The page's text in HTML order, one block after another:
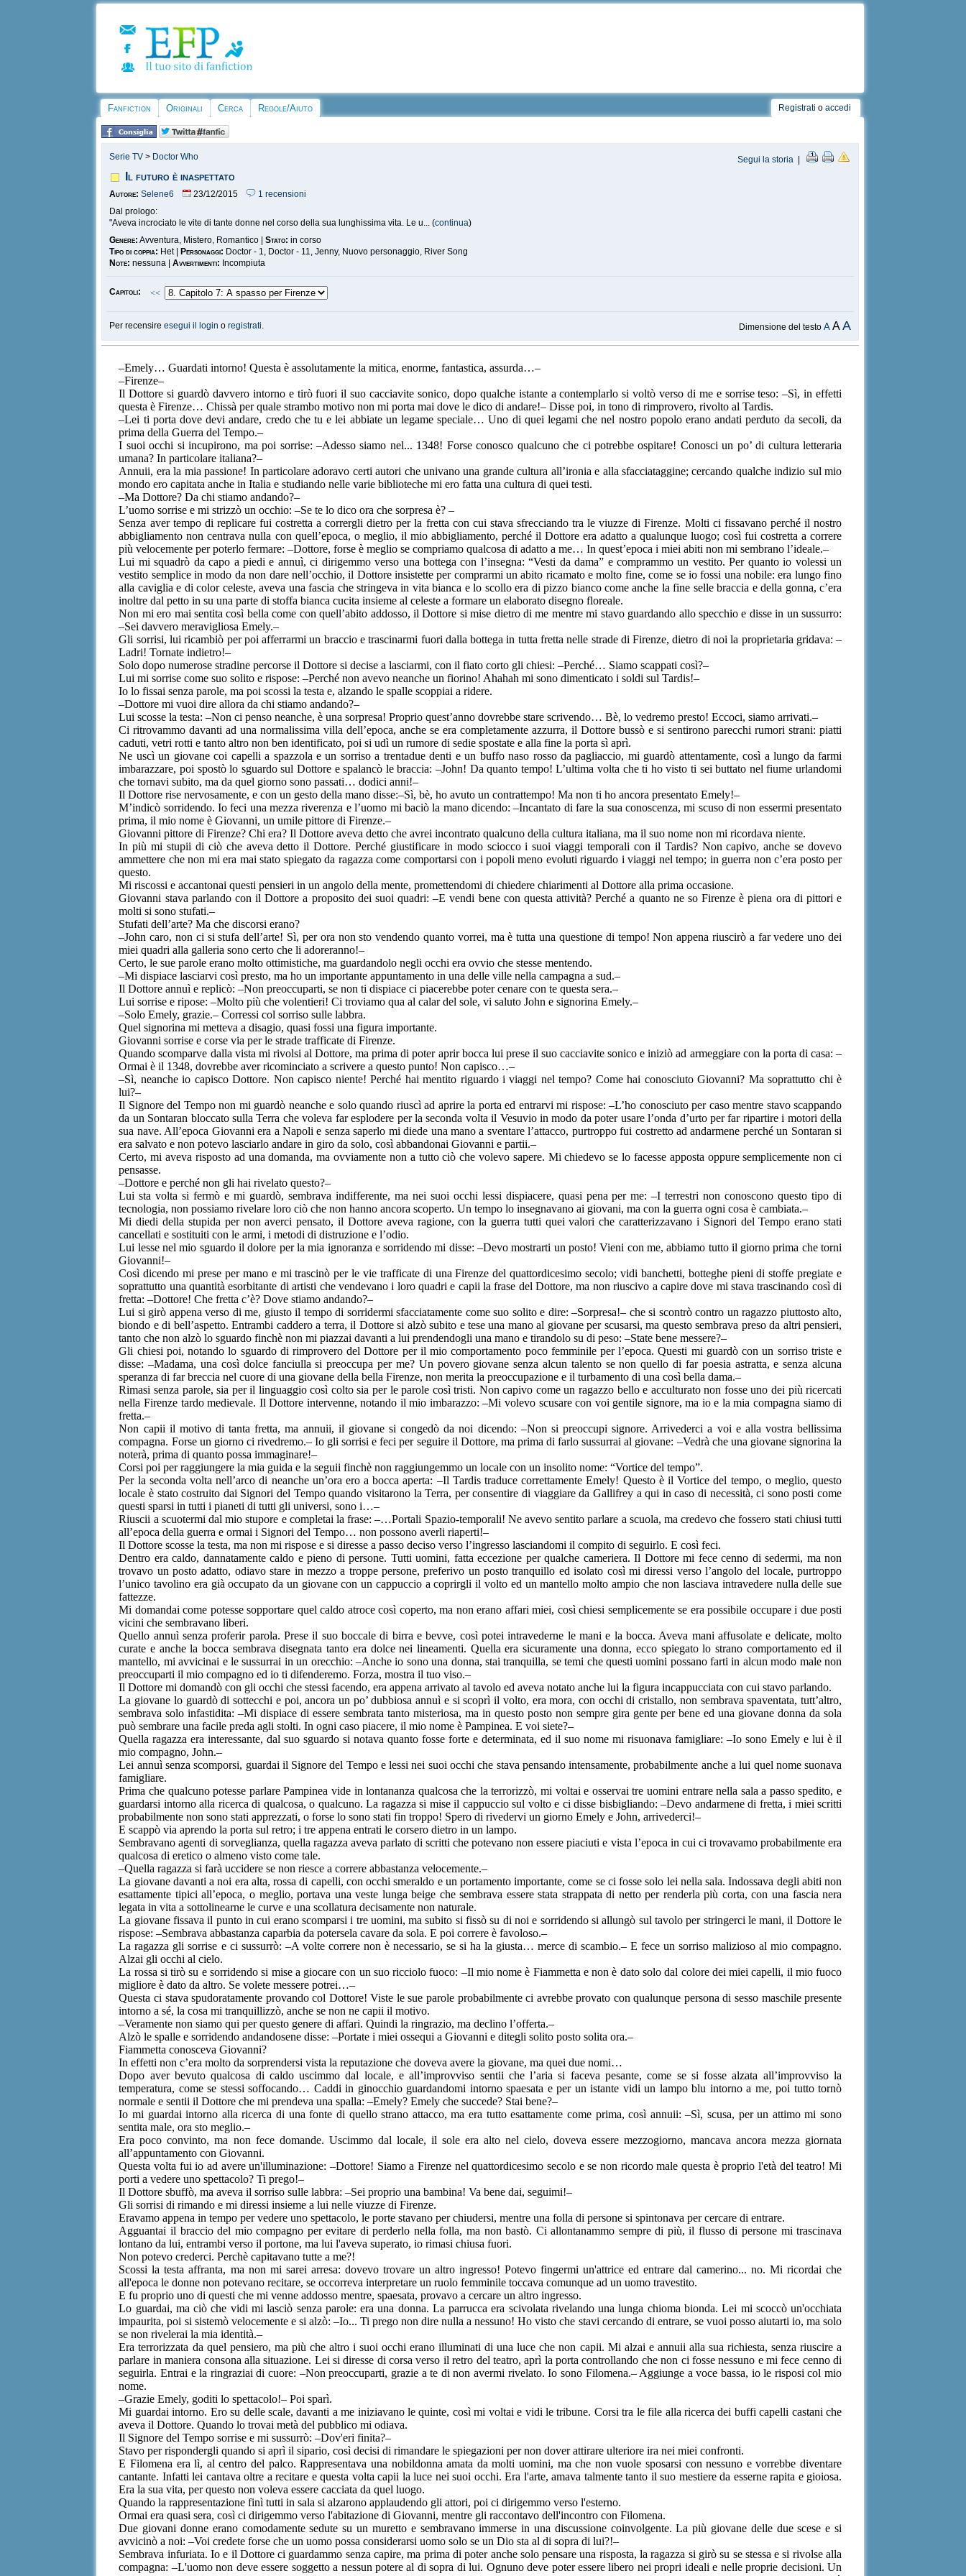
Fanfiction Originali Cerca Regole/Aiuto Registrati o accedi
Serie TV > Doctor Who Segui la storia |
Il futuro è inaspettato
Autore: Selene6 23/12/2015
1 recensioni
Dal prologo:
"Aveva incrociato le vite di tante donne nel corso della sua lunghissima vita. Le u... (continua)
Genere: Avventura, Mistero, Romantico |Stato: in corso
Tipo di coppia: Het | Personaggi: Doctor - 1, Doctor - 11, Jenny, Nuovo personaggio, River Song
Note: nessuna |Avvertimenti: Incompiuta
Capitoli: <<
Per recensireesegui il login oregistrati. Dimensione del testoA AA
–Emely… Guardati intorno! Questa è assolutamente la mitica, enorme, fantastica, assurda…–
–Firenze–
Il Dottore si guardò davvero intorno e tirò fuori il suo cacciavite sonico, dopo qualche istante a contemplarlo si voltò verso di me e sorrise teso: –Sì, in effetti
questa è Firenze… Chissà per quale strambo motivo non mi porta mai dove le dico di andare!– Disse poi, in tono di rimprovero, rivolto al Tardis.
–Lei ti porta dove devi andare, credo che tu e lei abbiate un legame speciale… Uno di quei legami che nel nostro popolo erano andati perduto da secoli, da
prima della Guerra del Tempo.–
I suoi occhi si incupirono, ma poi sorrise: –Adesso siamo nel... 1348! Forse conosco qualcuno che ci potrebbe ospitare! Conosci un po’ di cultura letteraria
umana? In particolare italiana?–
Annuii, era la mia passione! In particolare adoravo certi autori che univano una grande cultura all’ironia e alla sfacciataggine; cercando qualche indizio sul mio
mondo ero capitata anche in Italia e studiando nelle varie biblioteche mi ero fatta una cultura di quei testi.
–Ma Dottore? Da chi stiamo andando?–
L’uomo sorrise e mi strizzò un occhio: –Se te lo dico ora che sorpresa è? –
Senza aver tempo di replicare fui costretta a corrergli dietro per la fretta con cui stava sfrecciando tra le viuzze di Firenze. Molti ci fissavano perché il nostro
abbigliamento non centrava nulla con quell’epoca, o meglio, il mio abbigliamento, perché il Dottore era adatto a qualunque luogo; così fui costretta a correre
più velocemente per poterlo fermare: –Dottore, forse è meglio se compriamo qualcosa di adatto a me… In quest’epoca i miei abiti non mi sembrano l’ideale.–
Lui mi squadrò da capo a piedi e annuì, ci dirigemmo verso una bottega con l’insegna: “Vesti da dama” e comprammo un vestito. Per quanto io volessi un
vestito semplice in modo da non dare nell’occhio, il Dottore insistette per comprarmi un abito ricamato e molto fine, come se io fossi una nobile: era lungo fino
alla caviglia e di color celeste, aveva una fascia che stringeva in vita bianca e lo scollo era di pizzo bianco come anche la fine selle braccia e della gonna, c’era
inoltre dal petto in su una parte di stoffa bianca cucita insieme al celeste a formare un elaborato disegno floreale.
Non mi ero mai sentita così bella come con quell’abito addosso, il Dottore si mise dietro di me mentre mi stavo guardando allo specchio e disse in un sussurro:
–Sei davvero meravigliosa Emely.–
Gli sorrisi, lui ricambiò per poi afferrarmi un braccio e trascinarmi fuori dalla bottega in tutta fretta nelle strade di Firenze, dietro di noi la proprietaria gridava: –
Ladri! Tornate indietro!–
Solo dopo numerose stradine percorse il Dottore si decise a lasciarmi, con il fiato corto gli chiesi: –Perché… Siamo scappati così?–
Lui mi sorrise come suo solito e rispose: –Perché non avevo neanche un fiorino! Ahahah mi sono dimenticato i soldi sul Tardis!–
Io lo fissai senza parole, ma poi scossi la testa e, alzando le spalle scoppiai a ridere.
–Dottore mi vuoi dire allora da chi stiamo andando?–
Lui scosse la testa: –Non ci penso neanche, è una sorpresa! Proprio quest’anno dovrebbe stare scrivendo… Bè, lo vedremo presto! Eccoci, siamo arrivati.–
Ci ritrovammo davanti ad una normalissima villa dell’epoca, anche se era completamente azzurra, il Dottore bussò e si sentirono parecchi rumori strani: piatti
caduti, vetri rotti e tanto altro non ben identificato, poi si udì un rumore di sedie spostate e alla fine la porta sì aprì.
Ne uscì un giovane coi capelli a spazzola e un sorriso a trentadue denti e un buffo naso rosso da pagliaccio, mi guardò attentamente, così a lungo da farmi
imbarazzare, poi spostò lo sguardo sul Dottore e spalancò le braccia: –John! Da quanto tempo! L’ultima volta che ti ho visto ti sei buttato nel fiume urlandomi
che tornavi subito, ma da quel giorno sono passati… dodici anni!–
Il Dottore rise nervosamente, e con un gesto della mano disse:–Sì, bè, ho avuto un contrattempo! Ma non ti ho ancora presentato Emely!–
M’indicò sorridendo. Io feci una mezza riverenza e l’uomo mi baciò la mano dicendo: –Incantato di fare la sua conoscenza, mi scuso di non essermi presentato
prima, il mio nome è Giovanni, un umile pittore di Firenze.–
Giovanni pittore di Firenze? Chi era? Il Dottore aveva detto che avrei incontrato qualcuno della cultura italiana, ma il suo nome non mi ricordava niente.
In più mi stupii di ciò che aveva detto il Dottore. Perché giustificare in modo sciocco i suoi viaggi temporali con il Tardis? Non capivo, anche se dovevo
ammettere che non mi era mai stato spiegato da ragazza come comportarsi con i popoli meno evoluti riguardo i viaggi nel tempo; in guerra non c’era posto per
questo.
Mi riscossi e accantonai questi pensieri in un angolo della mente, promettendomi di chiedere chiarimenti al Dottore alla prima occasione.
Giovanni stava parlando con il Dottore a proposito dei suoi quadri: –E vendi bene con questa attività? Perché a quanto ne so Firenze è piena ora di pittori e
molti si sono stufati.–
Stufati dell’arte? Ma che discorsi erano?
–John caro, non ci si stufa dell’arte! Sì, per ora non sto vendendo quanto vorrei, ma è tutta una questione di tempo! Non appena riuscirò a far vedere uno dei
miei quadri alla galleria sono certo che li adoreranno!–
Certo, le sue parole erano molto ottimistiche, ma guardandolo negli occhi era ovvio che stesse mentendo.
–Mi dispiace lasciarvi così presto, ma ho un importante appuntamento in una delle ville nella campagna a sud.–
Il Dottore annuì e replicò: –Non preoccuparti, se non ti dispiace ci piacerebbe poter cenare con te questa sera.–
Lui sorrise e ripose: –Molto più che volentieri! Ci troviamo qua al calar del sole, vi saluto John e signorina Emely.–
–Solo Emely, grazie.– Corressi col sorriso sulle labbra.
Quel signorina mi metteva a disagio, quasi fossi una figura importante.
Giovanni sorrise e corse via per le strade trafficate di Firenze.
Quando scomparve dalla vista mi rivolsi al Dottore, ma prima di poter aprir bocca lui prese il suo cacciavite sonico e iniziò ad armeggiare con la porta di casa: –
Ormai è il 1348, dovrebbe aver ricominciato a scrivere a questo punto! Non capisco…–
–Sì, neanche io capisco Dottore. Non capisco niente! Perché hai mentito riguardo i viaggi nel tempo? Come hai conosciuto Giovanni? Ma soprattutto chi è
lui?–
Il Signore del Tempo non mi guardò neanche e solo quando riuscì ad aprire la porta ed entrarvi mi rispose: –L’ho conosciuto per caso mentre stavo scappando
da un Sontaran bloccato sulla Terra che voleva far esplodere per la seconda volta il Vesuvio in modo da poter usare l’onda d’urto per far ripartire i motori della
sua nave. All’epoca Giovanni era a Napoli e senza saperlo mi diede una mano a sventare l’attacco, purtroppo fui costretto ad andarmene perché un Sontaran si
era salvato e non potevo lasciarlo andare in giro da solo, così abbandonai Giovanni e partii.–
Certo, mi aveva risposto ad una domanda, ma ovviamente non a tutto ciò che volevo sapere. Mi chiedevo se lo facesse apposta oppure semplicemente non ci
pensasse.
–Dottore e perché non gli hai rivelato questo?–
Lui sta volta si fermò e mi guardò, sembrava indifferente, ma nei suoi occhi lessi dispiacere, quasi pena per me: –I terrestri non conoscono questo tipo di
tecnologia, non possiamo rivelare loro ciò che non hanno ancora scoperto. Un tempo lo insegnavano ai giovani, ma con la guerra ogni cosa è cambiata.–
Mi diedi della stupida per non averci pensato, il Dottore aveva ragione, con la guerra tutti quei valori che caratterizzavano i Signori del Tempo erano stati
cancellati e sostituiti con le armi, i metodi di distruzione e l’odio.
Lui lesse nel mio sguardo il dolore per la mia ignoranza e sorridendo mi disse: –Devo mostrarti un posto! Vieni con me, abbiamo tutto il giorno prima che torni
Giovanni!–
Così dicendo mi prese per mano e mi trascinò per le vie trafficate di una Firenze del quattordicesimo secolo; vidi banchetti, botteghe pieni di stoffe pregiate e
soprattutto una quantità esorbitante di artisti che vendevano i loro quadri e capii la frase del Dottore, ma non riuscivo a capire dove mi stava trascinando così di
fretta: –Dottore! Che fretta c’è? Dove stiamo andando?–
Lui si girò appena verso di me, giusto il tempo di sorridermi sfacciatamente come suo solito e dire: –Sorpresa!– che si scontrò contro un ragazzo piuttosto alto,
biondo e di bell’aspetto. Entrambi caddero a terra, il Dottore si alzò subito e tese una mano al giovane per scusarsi, ma questo sembrava preso da altri pensieri,
tanto che non alzò lo sguardo finchè non mi piazzai davanti a lui prendendogli una mano e tirandolo su di peso: –State bene messere?–
Gli chiesi poi, notando lo sguardo di rimprovero del Dottore per il mio comportamento poco femminile per l’epoca. Questi mi guardò con un sorriso triste e
disse: –Madama, una così dolce fanciulla si preoccupa per me? Un povero giovane senza alcun talento se non quello di far poesia astratta, e senza alcuna
speranza di far breccia nel cuore di una giovane della bella Firenze, non merita la preoccupazione e il turbamento di una così bella dama.–
Rimasi senza parole, sia per il linguaggio così colto sia per le parole così tristi. Non capivo come un ragazzo bello e acculturato non fosse uno dei più ricercati
nella Firenze tardo medievale. Il Dottore intervenne, notando il mio imbarazzo: –Mi volevo scusare con voi gentile signore, ma io e la mia compagna siamo di
fretta.–
Non capii il motivo di tanta fretta, ma annuii, il giovane si congedò da noi dicendo: –Non si preoccupi signore. Arrivederci a voi e alla vostra bellissima
compagna. Forse un giorno ci rivedremo.– Io gli sorrisi e feci per seguire il Dottore, ma prima di farlo sussurrai al giovane: –Vedrà che una giovane signorina la
noterà, prima di quanto possa immaginare!–
Corsi poi per raggiungere la mia guida e la seguii finchè non raggiungemmo un locale con un insolito nome: “Vortice del tempo”.
Per la seconda volta nell’arco di neanche un’ora ero a bocca aperta: –Il Tardis traduce correttamente Emely! Questo è il Vortice del tempo, o meglio, questo
locale è stato costruito dai Signori del Tempo quando visitarono la Terra, per consentire di viaggiare da Gallifrey a qui in caso di necessità, ci sono posti come
questi sparsi in tutti i pianeti di tutti gli universi, sono i…–
Riuscii a scuotermi dal mio stupore e completai la frase: –…Portali Spazio-temporali! Ne avevo sentito parlare a scuola, ma credevo che fossero stati chiusi tutti
all’epoca della guerra e ormai i Signori del Tempo… non possono averli riaperti!–
Il Dottore scosse la testa, ma non mi rispose e si diresse a passo deciso verso l’ingresso lasciandomi il compito di seguirlo. E così feci.
Dentro era caldo, dannatamente caldo e pieno di persone. Tutti uomini, fatta eccezione per qualche cameriera. Il Dottore mi fece cenno di sedermi, ma non
trovavo un posto adatto, odiavo stare in mezzo a troppe persone, preferivo un posto tranquillo ed isolato così mi diressi verso l’angolo del locale, purtroppo
l’unico tavolino era già occupato da un giovane con un cappuccio a coprirgli il volto ed un mantello molto ampio che non lasciava intravedere nulla delle sue
fattezze.
Mi domandai come potesse sopportare quel caldo atroce così coperto, ma non erano affari miei, così chiesi semplicemente se era possibile occupare i due posti
vicini che sembravano liberi.
Quello annuì senza proferir parola. Prese il suo boccale di birra e bevve, così potei intravederne le mani e la bocca. Aveva mani affusolate e delicate, molto
curate e anche la bocca sembrava disegnata tanto era dolce nei lineamenti. Quella era sicuramente una donna, ecco spiegato lo strano comportamento ed il
mantello, mi avvicinai e le sussurrai in un orecchio: –Anche io sono una donna, stai tranquilla, se temi che questi uomini possano farti in alcun modo male non
preoccuparti il mio compagno ed io ti difenderemo. Forza, mostra il tuo viso.–
Il Dottore mi domandò con gli occhi che stessi facendo, era appena arrivato al tavolo ed aveva notato anche lui la figura incappucciata con cui stavo parlando.
La giovane lo guardò di sottecchi e poi, ancora un po’ dubbiosa annuì e si scoprì il volto, era mora, con occhi di cristallo, non sembrava spaventata, tutt’altro,
sembrava solo infastidita: –Mi dispiace di essere sembrata tanto misteriosa, ma in questo posto non sempre gira gente per bene ed una giovane donna da sola
può sembrare una facile preda agli stolti. In ogni caso piacere, il mio nome è Pampinea. E voi siete?–
Quella ragazza era interessante, dal suo sguardo si notava quanto fosse forte e determinata, ed il suo nome mi risuonava famigliare: –Io sono Emely e lui è il
mio compagno, John.–
Lei annuì senza scomporsi, guardai il Signore del Tempo e lessi nei suoi occhi che stava pensando intensamente, probabilmente anche a lui quel nome suonava
famigliare.
Prima che qualcuno potesse parlare Pampinea vide in lontananza qualcosa che la terrorizzò, mi voltai e osservai tre uomini entrare nella sala a passo spedito, e
guardarsi intorno alla ricerca di qualcosa, o qualcuno. La ragazza si mise il cappuccio sul volto e ci disse bisbigliando: –Devo andarmene di fretta, i miei scritti
probabilmente non sono stati apprezzati, o forse lo sono stati fin troppo! Spero di rivedervi un giorno Emely e John, arrivederci!–
E scappò via aprendo la porta sul retro; i tre appena entrati le corsero dietro in un lampo.
Sembravano agenti di sorveglianza, quella ragazza aveva parlato di scritti che potevano non essere piaciuti e vista l’epoca in cui ci trovavamo probabilmente era
qualcosa di eretico o almeno visto come tale.
–Quella ragazza si farà uccidere se non riesce a correre abbastanza velocemente.–
La giovane davanti a noi era alta, rossa di capelli, con occhi smeraldo e un portamento importante, come se ci fosse solo lei nella sala. Indossava degli abiti non
esattamente tipici all’epoca, o meglio, portava una veste lunga beige che sembrava essere stata strappata di netto per renderla più corta, con una fascia nera
legata in vita a sottolinearne le curve e una scollatura decisamente non naturale.
La giovane fissava il punto in cui erano scomparsi i tre uomini, ma subito si fissò su di noi e sorridendo si allungò sul tavolo per stringerci le mani, il Dottore le
rispose: –Sembrava abbastanza caparbia da potersela cavare da sola. E poi correre è favoloso.–
La ragazza gli sorrise e ci sussurrò: –A volte correre non è necessario, se si ha la giusta… merce di scambio.– E fece un sorriso malizioso al mio compagno.
Alzai gli occhi al cielo.
La rossa si tirò su e sorridendo si mise a giocare con un suo ricciolo fuoco: –Il mio nome è Fiammetta e non è dato solo dal colore dei miei capelli, il mio fuoco
migliore è dato da altro. Se volete messere potrei…–
Questa ci stava spudoratamente provando col Dottore! Viste le sue parole probabilmente ci avrebbe provato con qualunque persona di sesso maschile presente
intorno a sé, la cosa mi tranquillizzò, anche se non ne capii il motivo.
–Veramente non siamo qui per questo genere di affari. Quindi la ringrazio, ma declino l’offerta.–
Alzò le spalle e sorridendo andandosene disse: –Portate i miei ossequi a Giovanni e ditegli solito posto solita ora.–
Fiammetta conosceva Giovanni?
In effetti non c’era molto da sorprendersi vista la reputazione che doveva avere la giovane, ma quei due nomi…
Dopo aver bevuto qualcosa di caldo uscimmo dal locale, e all’improvviso sentii che l’aria si faceva pesante, come se si fosse alzata all’improvviso la
temperatura, come se stessi soffocando… Caddi in ginocchio guardandomi intorno spaesata e per un istante vidi un lampo blu intorno a me, poi tutto tornò
normale e sentii il Dottore che mi prendeva una spalla: –Emely? Emely che succede? Stai bene?–
Io mi guardai intorno alla ricerca di una fonte di quello strano attacco, ma era tutto esattamente come prima, così annuii: –Sì, scusa, per un attimo mi sono
sentita male, ora sto meglio.–
Era poco convinto, ma non fece domande. Uscimmo dal locale, il sole era alto nel cielo, doveva essere mezzogiorno, mancava ancora mezza giornata
all’appuntamento con Giovanni.
Questa volta fui io ad avere un'illuminazione: –Dottore! Siamo a Firenze nel quattordicesimo secolo e se non ricordo male questa è proprio l'età del teatro! Mi
porti a vedere uno spettacolo? Ti prego!–
Il Dottore sbuffò, ma aveva il sorriso sulle labbra: –Sei proprio una bambina! Va bene dai, seguimi!–
Gli sorrisi di rimando e mi diressi insieme a lui nelle viuzze di Firenze.
Eravamo appena in tempo per vedere uno spettacolo, le porte stavano per chiudersi, mentre una folla di persone si spintonava per cercare di entrare.
Agguantai il braccio del mio compagno per evitare di perderlo nella folla, ma non bastò. Ci allontanammo sempre di più, il flusso di persone mi trascinava
lontano da lui, entrambi verso il portone, ma lui l'aveva superato, io rimasi chiusa fuori.
Non potevo crederci. Perchè capitavano tutte a me?!
Scossi la testa affranta, ma non mi sarei arresa: dovevo trovare un altro ingresso! Potevo fingermi un'attrice ed entrare dal camerino... no. Mi ricordai che
all'epoca le donne non potevano recitare, se occorreva interpretare un ruolo femminile toccava comunque ad un uomo travestito.
E fu proprio uno di questi che mi venne addosso mentre, spaesata, provavo a cercare un altro ingresso.
Lo guardai, ma ciò che vidi mi lasciò senza parole: era una donna. La parrucca era scivolata rivelando una lunga chioma bionda. Lei mi scoccò un'occhiata
impaurita, poi si sistemò velocemente e si alzò: –Io... Ti prego non dire nulla a nessuno! Ho visto che stavi cercando di entrare, se vuoi posso aiutarti io, ma solo
se non rivelerai la mia identità.–
Era terrorizzata da quel pensiero, ma più che altro i suoi occhi erano illuminati di una luce che non capii. Mi alzai e annuii alla sua richiesta, senza riuscire a
parlare in maniera consona alla situazione. Lei si diresse di corsa verso il retro del teatro, aprì la porta controllando che non ci fosse nessuno e mi fece cenno di
seguirla. Entrai e la ringraziai di cuore: –Non preoccuparti, grazie a te di non avermi rivelato. Io sono Filomena.– Aggiunge a voce bassa, io le risposi col mio
nome.
–Grazie Emely, goditi lo spettacolo!– Poi sparì.
Mi guardai intorno. Ero su delle scale, davanti a me iniziavano le quinte, così mi voltai e vidi le tribune. Corsi tra le file alla ricerca dei buffi capelli castani che
aveva il Dottore. Quando lo trovai metà del pubblico mi odiava.
Il Signore del Tempo sorrise e mi sussurrò: –Dov'eri finita?–
Stavo per rispondergli quando si aprì il sipario, così decisi di rimandare le spiegazioni per non dover attirare ulteriore ira nei miei confronti.
E Filomena era lì, al centro del palco. Rappresentava una nobildonna amata da molti uomini, ma che non vuole sposarsi con nessuno e vorrebbe diventare
cantante. Infatti lei cantava oltre a recitare e questa volta capii la luce nei suoi occhi. Era l'arte, amava talmente tanto il suo mestiere da esserne rapita e gioiosa.
Era la sua vita, per questo non voleva essere cacciata da quel luogo.
Quando la rappresentazione finì tutti in sala si alzarono applaudendo gli attori, poi ci dirigemmo verso l'esterno.
Ormai era quasi sera, così ci dirigemmo verso l'abitazione di Giovanni, mentre gli raccontavo dell'incontro con Filomena.
Due giovani donne erano comodamente sedute su un muretto e sembravano immerse in una discussione coinvolgente. La più giovane delle due scese e si
avvicinò a noi: –Voi credete forse che un uomo possa considerarsi uomo solo se un Dio sta al di sopra di lui?!–
Sembrava infuriata. Io e il Dottore ci guardammo senza capire, ma prima di poter anche solo pensare una risposta, la ragazza si girò su se stessa e si rivolse alla
compagna: –L'uomo non deve essere soggetto a nessun potere al di sopra di lui. Ognuno deve poter essere libero nei propri ideali e nelle proprie decisioni. Un